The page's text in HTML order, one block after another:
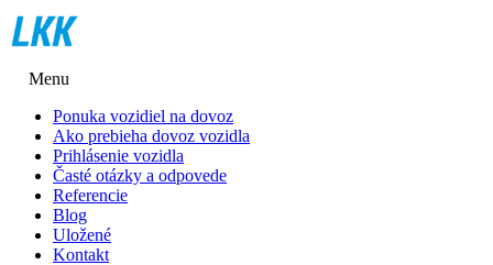
Menu
Ponuka vozidiel na dovoz
Ako prebieha dovoz vozidla
Prihlásenie vozidla
Časté otázky a odpovede
Referencie
Blog
Uložené
Kontakt